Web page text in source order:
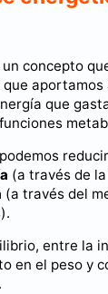
concepto
que
(a través de
(a través del
entre la
en el peso y